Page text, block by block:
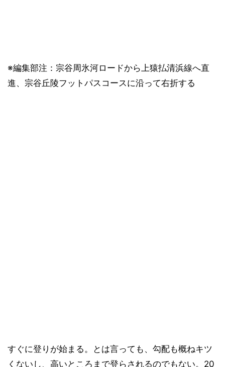
※編集部注：宗谷周氷河ロードから上猿払清浜線へ直
進、宗谷丘陵フットパスコースに沿って右折する
すぐに登りが始まる。とは言っても、勾配も概ねキツ
くないし、高いところまで登らされるのでもない。20